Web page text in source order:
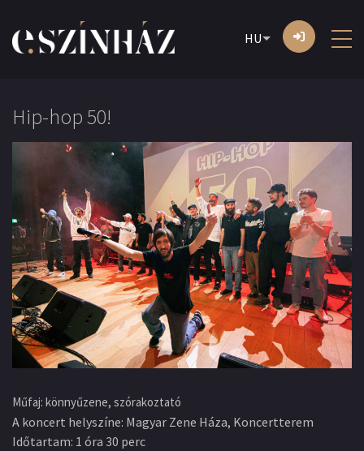
HU
Hip-hop 50!
Műfaj: könnyűzene, szórakoztató
A koncert helyszíne: Magyar Zene Háza, Koncertterem
Időtartam: 1 óra 30 perc